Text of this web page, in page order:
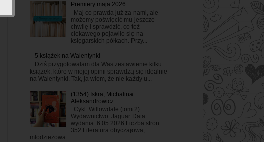
Premiery maja 2026
Maj co prawda już za nami, ale
możemy poświęcić mu jeszcze
chwilę i sprawdzić, co też
ciekawego pojawiło się na
księgarskich półkach. Przy...
5 książek na Walentynki
Dziś przygotowałam dla Was zestawienie kilku
książek, które w mojej opinii sprawdzą się idealnie
na Walentynki. Tak, ja wiem, że nie każdy u...
(1354) Iskra, Michalina
Aleksandrowicz
Cykl: Willowdale (tom 2)
Wydawnictwo: Jaguar Data
wydania: 6.05.2026 Liczba stron:
352 Literatura obyczajowa,
młodzieżowa